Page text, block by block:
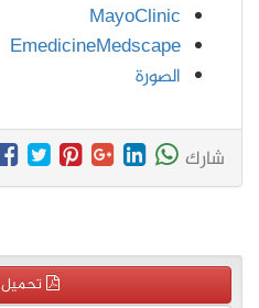
MayoClinic
EmedicineMedscape
الصورة
شارك
تحميل PDF